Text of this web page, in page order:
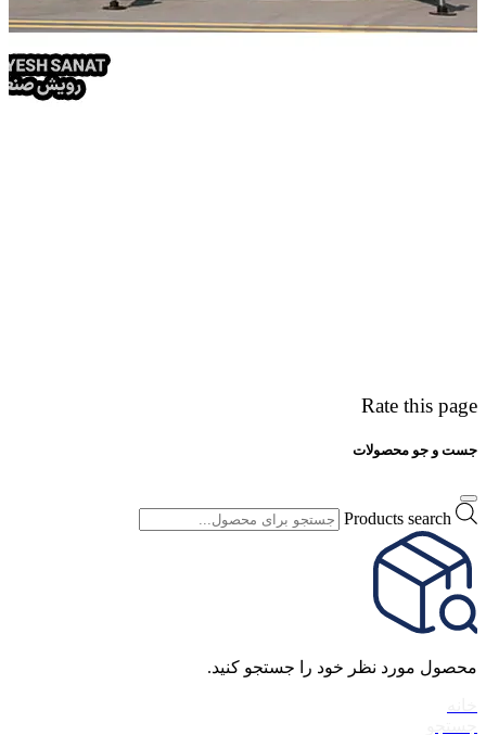
Rate this page
جست و جو محصولات
Products search
محصول مورد نظر خود را جستجو کنید.